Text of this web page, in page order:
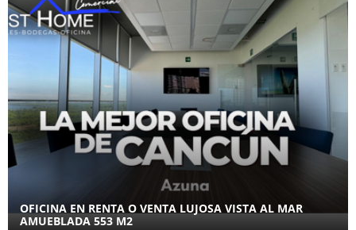
OFICINA EN RENTA O VENTA LUJOSA VISTA AL MAR
AMUEBLADA 553 M2